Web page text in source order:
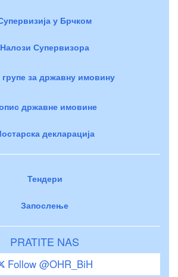
у Брчком
Налози Супервизора
групе за државну имовину
државне имовине
декларација
Тендери
Запослење
PRATITE NAS
Follow @OHR_BiH